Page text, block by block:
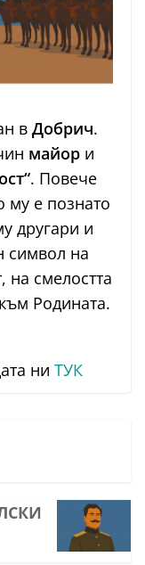
в Добрич.
майор и
. Повече
му е познато
другари и
символ на
на смелостта
Родината.
ни ТУК